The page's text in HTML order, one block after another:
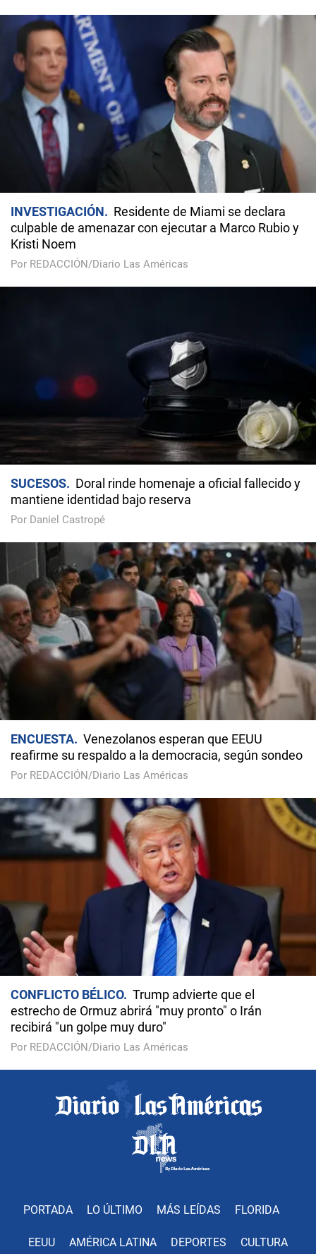
INVESTIGACIÓN
Residente de Miami se declara
culpable de amenazar con ejecutar a Marco Rubio y
Kristi Noem
Por REDACCIÓN/Diario Las Américas
SUCESOS
Doral rinde homenaje a oficial fallecido y
mantiene identidad bajo reserva
Por Daniel Castropé
ENCUESTA
Venezolanos esperan que EEUU
reafirme su respaldo a la democracia, según sondeo
Por REDACCIÓN/Diario Las Américas
CONFLICTO BÉLICO
Trump advierte que el
estrecho de Ormuz abrirá "muy pronto" o Irán
recibirá "un golpe muy duro"
Por REDACCIÓN/Diario Las Américas
PORTADA LO ÚLTIMO MÁS LEÍDAS FLORIDA
EEUU AMÉRICA LATINA DEPORTES CULTURA